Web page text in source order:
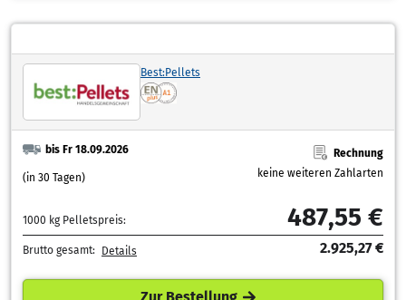
Best:Pellets
bis Fr 18.09.2026
(in 30 Tagen)
Rechnung
keine weiteren Zahlarten
1000 kg Pelletspreis: 487,55 €
Brutto gesamt: Details 2.925,27 €